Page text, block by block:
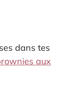
dans tes
aux